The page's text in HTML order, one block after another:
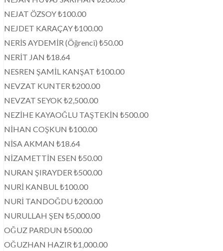
NEJAT ÖZSOY ₺100.00
NEJDET KARAÇAY ₺100.00
NERİS AYDEMİR (Öğrenci) ₺50.00
NERİT JAN ₺18.64
NESREN ŞAMİL KANŞAT ₺100.00
NEVZAT KUNTER ₺200.00
NEVZAT SEYOK ₺2,500.00
NEZİHE KAYAOĞLU TAŞTEKİN ₺500.00
NİHAN COŞKUN ₺100.00
NİSA AKMAN ₺18.64
NİZAMETTİN ESEN ₺50.00
NURAN ŞIRAYDER ₺500.00
NURİ KANBUL ₺100.00
NURİ TANDOĞDU ₺200.00
NURULLAH ŞEN ₺5,000.00
OĞUZ PARDUN ₺500.00
OĞUZHAN HAZIR ₺1,000.00